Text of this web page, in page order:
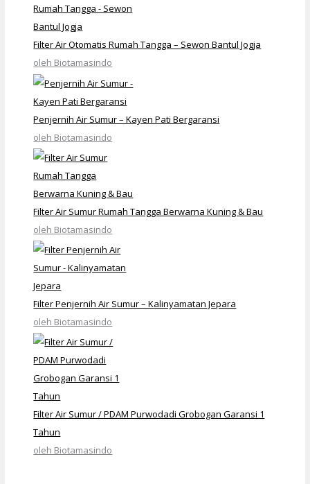
Filter Air Otomatis Rumah Tangga – Sewon Bantul Jogja
oleh Biotamasindo
Penjernih Air Sumur – Kayen Pati Bergaransi
oleh Biotamasindo
Filter Air Sumur Rumah Tangga Berwarna Kuning & Bau
oleh Biotamasindo
Filter Penjernih Air Sumur – Kalinyamatan Jepara
oleh Biotamasindo
Filter Air Sumur / PDAM Purwodadi Grobogan Garansi 1
Tahun
oleh Biotamasindo